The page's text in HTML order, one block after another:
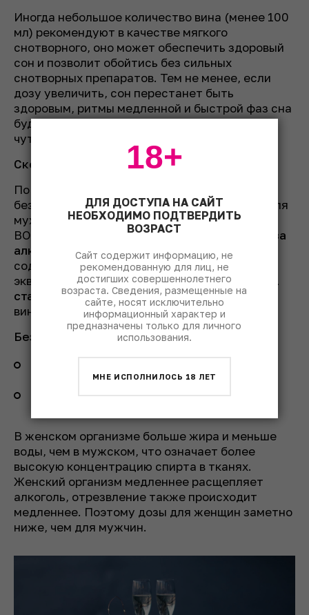
Иногда небольшое количество вина (менее 100
мл) рекомендуют в качестве мягкого
снотворного, оно может обеспечить здоровый
сон и позволит обойтись без сильных
снотворных препаратов. Тем не менее, если
дозу увеличить, сон перестанет быть
здоровым, ритмы медленной и быстрой фаз сна
будут сбиваться, он будет поверхностным и
чутким.
Сколько можно пить?
По рекомендации ВОЗ, существуют
безопасные нормы употребления алкоголя для
мужчин и женщин в неделю. Специалистами
ВОЗ установлено понятие «Стандартная доза
алкоголя»– доза вина или алкоголя,
содержащая алкоголь в количестве,
эквивалентном 10 граммам чистого спирта.
1
стандартная доза– это 100 граммов сухого
вина.
Без риска для здоровья можно пить:
женщинам до 2 доз в день или 14 доз в
В женском организме больше жира и меньше
воды, чем в мужском, что означает более
высокую концентрацию спирта в тканях.
Женский организм медленнее расщепляет
алкоголь, отрезвление также происходит
медленнее. Поэтому дозы для женщин заметно
ниже, чем для мужчин.
ДЛЯ ДОСТУПА НА САЙТ
НЕОБХОДИМО ПОДТВЕРДИТЬ
ВОЗРАСТ
Сайт содержит информацию, не
рекомендованную для лиц, не
достигших совершеннолетнего
возраста. Сведения, размещенные на
сайте, носят исключительно
информационный характер и
предназначены только для личного
использования.
МНЕ ИСПОЛНИЛОСЬ 18 ЛЕТ
18+